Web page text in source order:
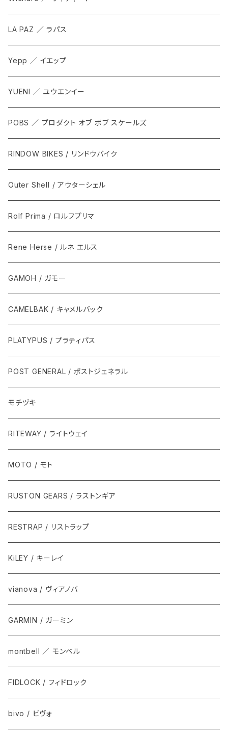
Accesorries
LA PAZ ／ ラパス
Yepp ／ イエップ
YUENI ／ ユウエンイー
POBS ／ プロダクト オブ ボブ スケールズ
RINDOW BIKES / リンドウバイク
Outer Shell / アウターシェル
Rolf Prima / ロルフプリマ
Rene Herse / ルネ エルス
GAMOH / ガモー
CAMELBAK / キャメルバック
PLATYPUS / プラティパス
POST GENERAL / ポストジェネラル
モチヅキ
RITEWAY / ライトウェイ
MOTO / モト
RUSTON GEARS / ラストンギア
RESTRAP / リストラップ
KiLEY / キーレイ
vianova / ヴィアノバ
GARMIN / ガーミン
montbell ／ モンベル
FIDLOCK / フィドロック
bivo / ビヴォ